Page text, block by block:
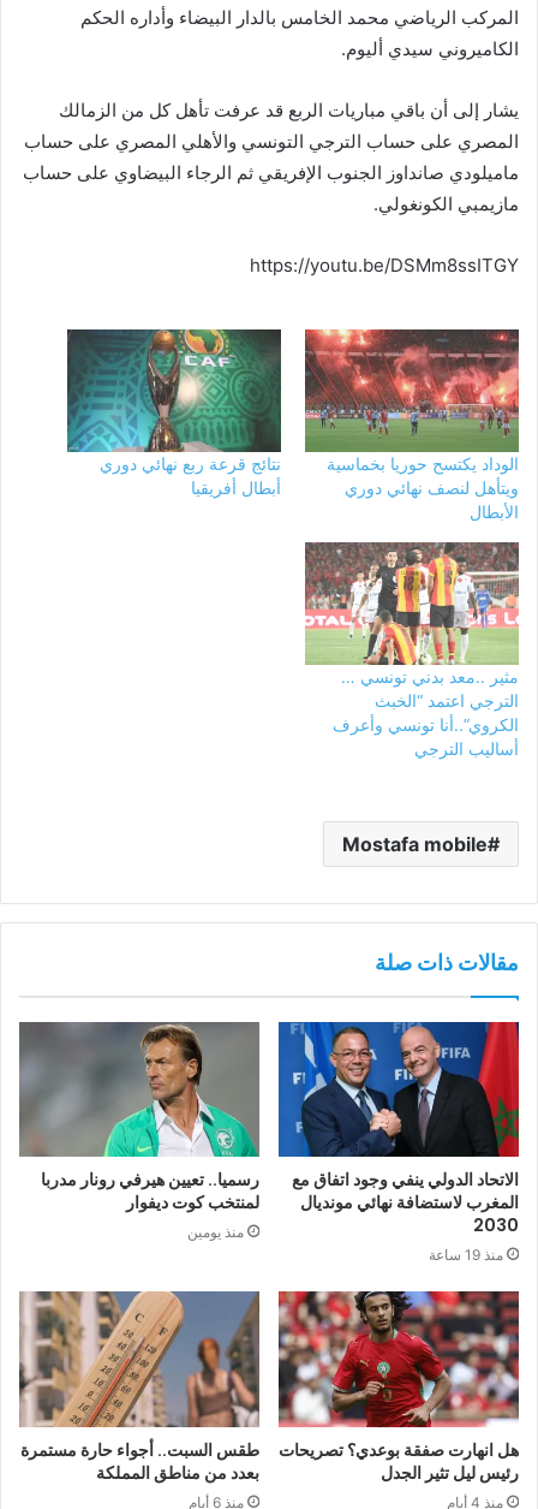
المركب الرياضي محمد الخامس بالدار البيضاء وأداره الحكم
الكاميروني سيدي أليوم.
يشار إلى أن باقي مباريات الربع قد عرفت تأهل كل من الزمالك
المصري على حساب الترجي التونسي والأهلي المصري على حساب
ماميلودي صانداوز الجنوب الإفريقي ثم الرجاء البيضاوي على حساب
مازيمبي الكونغولي.
https://youtu.be/DSMm8ssITGY
الوداد يكتسح حوريا بخماسية
ويتأهل لنصف نهائي دوري
الأبطال
نتائج قرعة ربع نهائي دوري
أبطال أفريقيا
مثير ..معد بدني تونسي …
الترجي اعتمد “الخبث
الكروي”..أنا تونسي وأعرف
أساليب الترجي
Mostafa mobile
مقالات ذات صلة
الاتحاد الدولي ينفي وجود اتفاق مع
المغرب لاستضافة نهائي مونديال
2030
منذ 19 ساعة
رسميا.. تعيين هيرفي رونار مدربا
لمنتخب كوت ديفوار
منذ يومين
هل انهارت صفقة بوعدي؟ تصريحات
رئيس ليل تثير الجدل
منذ 4 أيام
طقس السبت.. أجواء حارة مستمرة
بعدد من مناطق المملكة
منذ 6 أيام